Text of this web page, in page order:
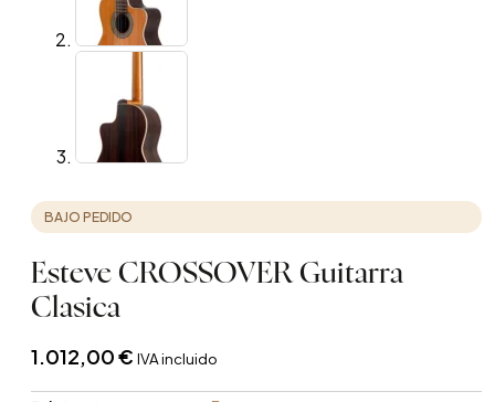
BAJO PEDIDO
Esteve CROSSOVER Guitarra
Clasica
1.012,00€ IVA incluido